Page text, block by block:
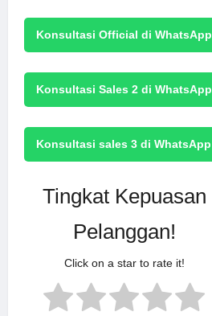
Konsultasi Official di WhatsApp
Konsultasi Sales 2 di WhatsApp
Konsultasi sales 3 di WhatsApp
Tingkat Kepuasan
Pelanggan!
Click on a star to rate it!